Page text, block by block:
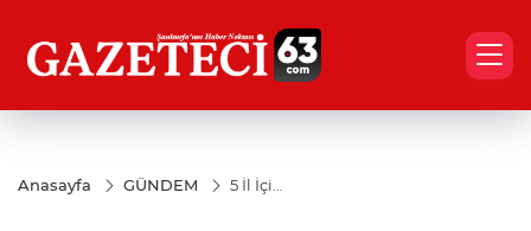
Anasayfa GÜNDEM
5 İl İçin